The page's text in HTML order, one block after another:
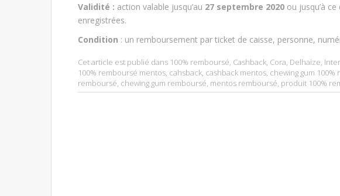
Validité : action valable jusqu’au 27 septembre 2020 ou jusqu’à
enregistrées.
Condition : un remboursement par ticket de caisse, personne,
Cet article est publié dans 100% remboursé Cashback Cora Delhaize
100% remboursé mentos cahsback cashback mentos chewing gum 100%
remboursé chewing gum remboursé mentos remboursé produit 100%